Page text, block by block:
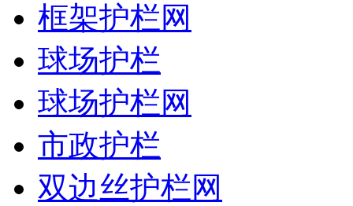
框架护栏网
球场护栏
球场护栏网
市政护栏
双边丝护栏网